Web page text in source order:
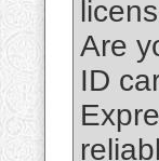
Are
ID